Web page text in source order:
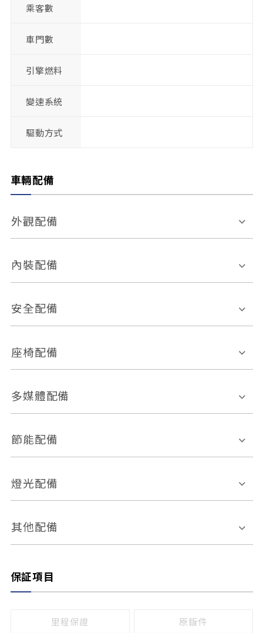
乘客數
車門數
引擎燃料
變速系統
驅動方式
車輛配備
外觀配備
電動天窗
後視鏡方向指示燈
內裝配備
多功能方向盤
恆溫空調
安全配備
前座正面氣囊
ABS防鎖死
車道偏離警示
自動停車系統 盲點偵測系統
倒車雷達
座椅配備
皮椅
無
有
多媒體配備
外部音源接入
節能配備
引擎啟閉系統
燈光配備
感應頭燈
頭燈光源
其他配備
保証項目
里程保證 原鈑件